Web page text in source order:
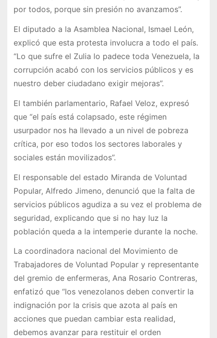
por todos, porque sin presión no avanzamos”.
El diputado a la Asamblea Nacional, Ismael León,
explicó que esta protesta involucra a todo el país.
“Lo que sufre el Zulia lo padece toda Venezuela, la
corrupción acabó con los servicios públicos y es
nuestro deber ciudadano exigir mejoras”.
El también parlamentario, Rafael Veloz, expresó
que “el país está colapsado, este régimen
usurpador nos ha llevado a un nivel de pobreza
crítica, por eso todos los sectores laborales y
sociales están movilizados”.
El responsable del estado Miranda de Voluntad
Popular, Alfredo Jimeno, denunció que la falta de
servicios públicos agudiza a su vez el problema de
seguridad, explicando que si no hay luz la
población queda a la intemperie durante la noche.
La coordinadora nacional del Movimiento de
Trabajadores de Voluntad Popular y representante
del gremio de enfermeras, Ana Rosario Contreras,
enfatizó que “los venezolanos deben convertir la
indignación por la crisis que azota al país en
acciones que puedan cambiar esta realidad,
debemos avanzar para restituir el orden